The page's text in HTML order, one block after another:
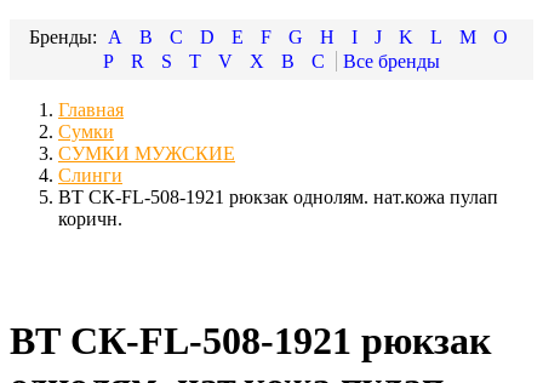
A B C D E F G H I J K L M
O
P
R S T V X В С
Главная
Сумки
СУМКИ МУЖСКИЕ
Слинги
ВТ СК-FL-508-1921 рюкзак однолям. нат.кожа пулап
коричн.
ВТ СК-FL-508-1921 рюкзак